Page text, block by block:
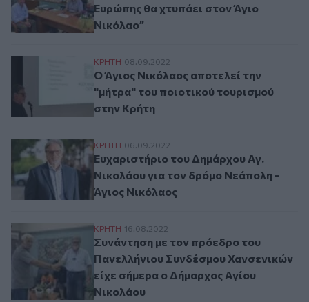
Ευρώπης θα χτυπάει στον Άγιο
Νικόλαο”
Ο Άγιος Νικόλαος αποτελεί την "μήτρα"
ΚΡΗΤΗ 08.09.2022
Ο Άγιος Νικόλαος αποτελεί την
"μήτρα" του ποιοτικού τουρισμού
στην Κρήτη
Ευχαριστήριο του Δημάρχου Αγ.
ΚΡΗΤΗ 06.09.2022
Ευχαριστήριο του Δημάρχου Αγ.
Νικολάου για τον δρόμο Νεάπολη -
Άγιος Νικόλαος
Συνάντηση με τον πρόεδρο του
ΚΡΗΤΗ 16.08.2022
Συνάντηση με τον πρόεδρο του
Πανελλήνιου Συνδέσμου Χανσενικών
είχε σήμερα ο Δήμαρχος Αγίου
Νικολάου